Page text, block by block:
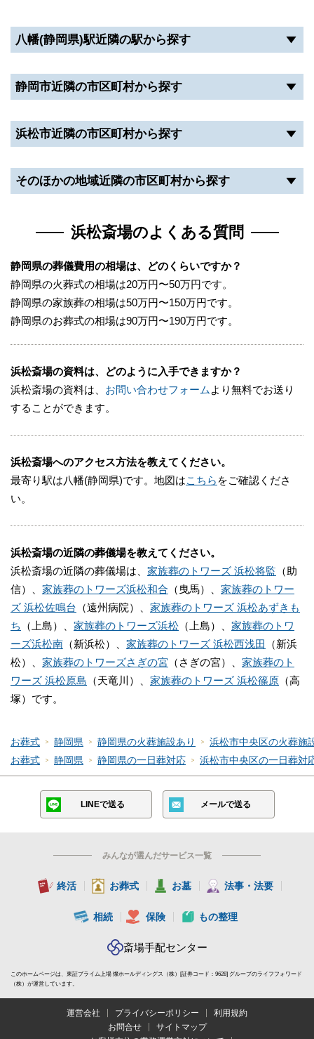
八幡(静岡県)駅近隣の駅から探す
静岡市近隣の市区町村から探す
浜松市近隣の市区町村から探す
そのほかの地域近隣の市区町村から探す
浜松斎場のよくある質問
静岡県の葬儀費用の相場は、どのくらいですか？
静岡県の火葬式の相場は20万円〜50万円です。
静岡県の家族葬の相場は50万円〜150万円です。
静岡県のお葬式の相場は90万円〜190万円です。
浜松斎場の資料は、どのように入手できますか？
浜松斎場の資料は、 お問い合わせフォーム より無料でお送り
することができます。
浜松斎場へのアクセス方法を教えてください。
最寄り駅は八幡(静岡県)です。地図はこちら をご確認くださ
い。
浜松斎場の近隣の葬儀場を教えてください。
浜松斎場の近隣の葬儀場は、 家族葬のトワーズ 浜松将監 （助
信）、 家族葬のトワーズ浜松和合 （曳馬）、 家族葬のトワー
ズ 浜松佐鳴台 （遠州病院）、 家族葬のトワーズ 浜松あずきも
ち
（上島）、 家族葬のトワーズ浜松 （上島）、 家族葬のトワ
ーズ浜松南 （新浜松）、 家族葬のトワーズ 浜松西浅田
（新浜
松）、 家族葬のトワーズさぎの宮 （さぎの宮）、 家族葬のト
ワーズ 浜松原島 （天竜川）、 家族葬のトワーズ 浜松篠原 （高
塚）です。
お葬式 静岡県 静岡県の火葬施設あり
浜松市中央区の火葬施
お葬式
静岡県 静岡県の一日葬対応 浜松市中央区の一日葬対
LINEで送る メールで送る
みんなが選んだサービス一覧
終活 お葬式 お墓 法事・法要
相続 保険 もの整理
斎場手配センター
このホームページは、東証プライム上場 燦ホールディングス（株）[証券コード：9628] グループのライフフォワード
（株）が運営しています。
運営会社 プライバシーポリシー
利用規約
お問合せ
サイトマップ